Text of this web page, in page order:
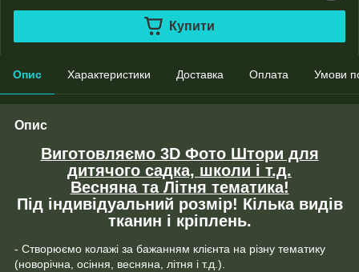
Купити
Опис Характеристики Доставка Оплата Умови
Опис
Виготовляємо 3D Фото Штори для
дитячого садка, школи і т.д.
Весняна та Літня тематика!
Під індивідуальний розмір! Кілька видів
тканин і кріплень.
- Створюємо колажі за бажанням клієнта на різну тематику
(новорічна, осіння, весняна, літня і т.д.).